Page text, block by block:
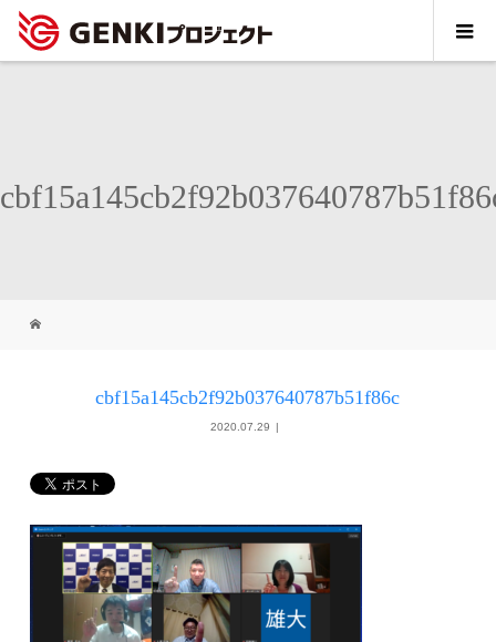
cbf15a145cb2f92b037640787b51f86c
2020.07.29